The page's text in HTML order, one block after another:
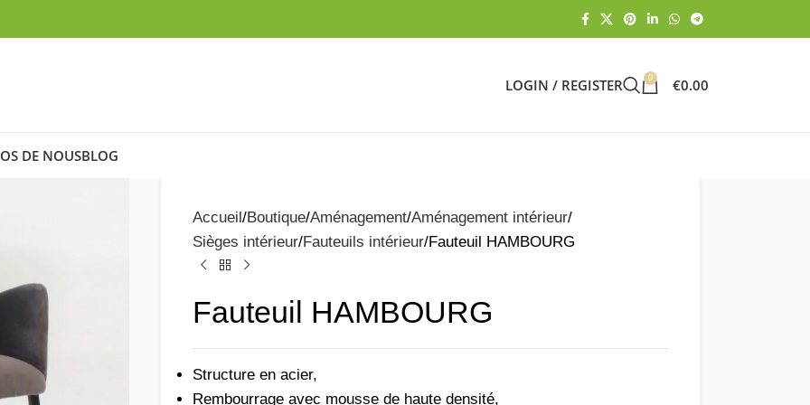
LOGIN / REGISTER 0 €0.00
DE NOUSBLOG
Accueil Boutique Aménagement Aménagement intérieur
Sièges intérieur Fauteuils intérieur Fauteuil HAMBOURG
Fauteuil HAMBOURG
Structure en acier,
Rembourrage avec mousse de haute densité,